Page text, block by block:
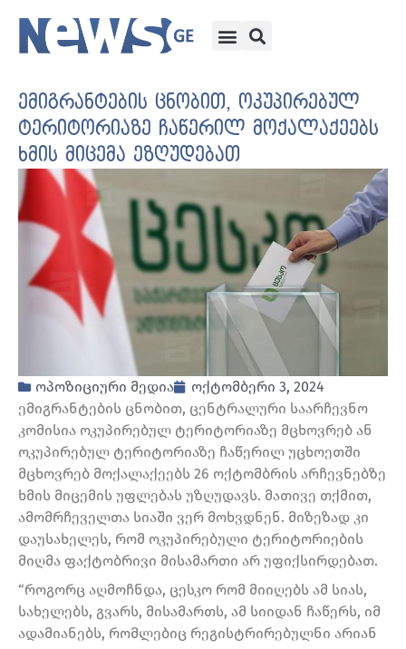
ემიგრანტების ცნობით, ოკუპირებულ
ტერიტორიაზე ჩაწერილ მოქალაქეებს
ხმის მიცემა ეზღუდებათ
ოპოზიციური მედია
ოქტომბერი 3, 2024
ემიგრანტების ცნობით, ცენტრალური საარჩევნო
კომისია ოკუპირებულ ტერიტორიაზე მცხოვრებ ან
ოკუპირებულ ტერიტორიაზე ჩაწერილ უცხოეთში
მცხოვრებ მოქალაქეებს 26 ოქტომბრის არჩევნებზე
ხმის მიცემის უფლებას უზღუდავს. მათივე თქმით,
ამომრჩეველთა სიაში ვერ მოხვდნენ. მიზეზად კი
დაუსახელეს, რომ ოკუპირებული ტერიტორიების
მიღმა ფაქტობრივი მისამართი არ უფიქსირდებათ.
“როგორც აღმოჩნდა, ცესკო რომ მიიღებს ამ სიას,
სახელებს, გვარს, მისამართს, ამ სიიდან ჩაწერს, იმ
ადამიანებს, რომლებიც რეგისტრირებულნი არიან